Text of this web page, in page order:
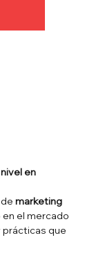
en
de marketing
el mercado
que